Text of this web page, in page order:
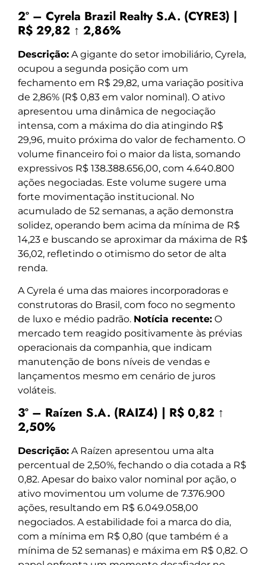
2º – Cyrela Brazil Realty S.A. (CYRE3) |
R$ 29,82 ↑ 2,86%
Descrição: A gigante do setor imobiliário, Cyrela,
ocupou a segunda posição com um
fechamento em R$ 29,82, uma variação positiva
de 2,86% (R$ 0,83 em valor nominal). O ativo
apresentou uma dinâmica de negociação
intensa, com a máxima do dia atingindo R$
29,96, muito próxima do valor de fechamento. O
volume financeiro foi o maior da lista, somando
expressivos R$ 138.388.656,00, com 4.640.800
ações negociadas. Este volume sugere uma
forte movimentação institucional. No
acumulado de 52 semanas, a ação demonstra
solidez, operando bem acima da mínima de R$
14,23 e buscando se aproximar da máxima de R$
36,02, refletindo o otimismo do setor de alta
renda.
A Cyrela é uma das maiores incorporadoras e
construtoras do Brasil, com foco no segmento
de luxo e médio padrão. Notícia recente: O
mercado tem reagido positivamente às prévias
operacionais da companhia, que indicam
manutenção de bons níveis de vendas e
lançamentos mesmo em cenário de juros
voláteis.
3º – Raízen S.A. (RAIZ4) | R$ 0,82 ↑
2,50%
Descrição: A Raízen apresentou uma alta
percentual de 2,50%, fechando o dia cotada a R$
0,82. Apesar do baixo valor nominal por ação, o
ativo movimentou um volume de 7.376.900
ações, resultando em R$ 6.049.058,00
negociados. A estabilidade foi a marca do dia,
com a mínima em R$ 0,80 (que também é a
mínima de 52 semanas) e máxima em R$ 0,82. O